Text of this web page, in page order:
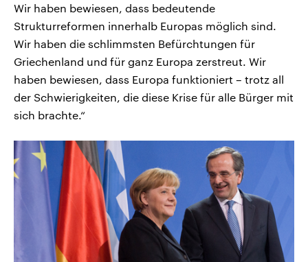
Wir haben bewiesen, dass bedeutende
Strukturreformen innerhalb Europas möglich sind.
Wir haben die schlimmsten Befürchtungen für
Griechenland und für ganz Europa zerstreut. Wir
haben bewiesen, dass Europa funktioniert – trotz all
der Schwierigkeiten, die diese Krise für alle Bürger mit
sich brachte.“